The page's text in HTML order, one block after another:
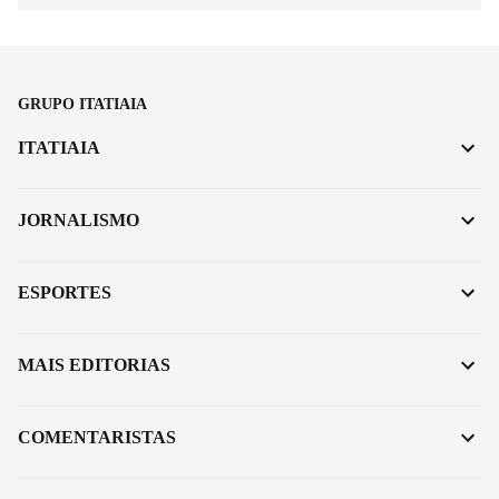
GRUPO ITATIAIA
ITATIAIA
JORNALISMO
ESPORTES
MAIS EDITORIAS
COMENTARISTAS